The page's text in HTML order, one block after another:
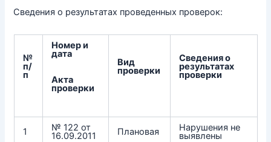
Сведения о результатах проведенных проверок:
№
п/
п
Номер и
дата
Акта
проверки
Вид
проверки
Сведения о
результатах
проверки
1 № 122 от
16.09.2011 Плановая Нарушения не
выявлены